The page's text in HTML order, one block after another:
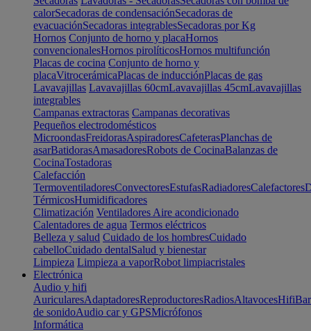
calorSecadoras de condensaciónSecadoras de
evacuaciónSecadoras integrablesSecadoras por Kg
Hornos Conjunto de horno y placaHornos
convencionalesHornos pirolíticosHornos multifunción
Placas de cocina Conjunto de horno y
placaVitrocerámicaPlacas de inducciónPlacas de gas
Lavavajillas Lavavajillas 60cmLavavajillas 45cmLavavajillas
integrables
Campanas extractoras Campanas decorativas
Pequeños electrodomésticos
MicroondasFreidorasAspiradoresCafeterasPlanchas de
asarBatidorasAmasadoresRobots de CocinaBalanzas de
CocinaTostadoras
Calefacción
TermoventiladoresConvectoresEstufasRadiadoresCalefactores
TérmicosHumidificadores
Climatización Ventiladores Aire acondicionado
Calentadores de agua Termos eléctricos
Belleza y salud Cuidado de los hombresCuidado
cabelloCuidado dentalSalud y bienestar
Limpieza Limpieza a vaporRobot limpiacristales
Electrónica
Audio y hifi
AuricularesAdaptadoresReproductoresRadiosAltavocesHifi
de sonidoAudio car y GPSMicrófonos
Informática